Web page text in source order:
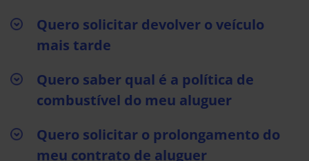
Quero solicitar devolver o veículo
mais tarde
Quero saber qual é a política de
combustível do meu aluguer
Quero solicitar o prolongamento do
meu contrato de aluguer